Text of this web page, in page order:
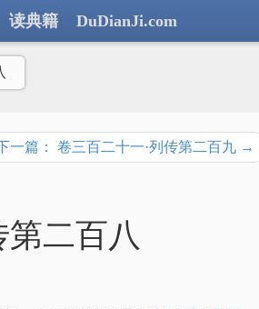
读典籍 DuDianJi.com
一篇： 卷三百二十一·列传第二百九 →
第二百八